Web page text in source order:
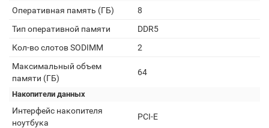
Оперативная память (ГБ)
8
Тип оперативной памяти
DDR5
Кол-во слотов SODIMM
2
Максимальный объем
памяти (ГБ)
64
Накопители данных
Интерфейс накопителя
ноутбука
PCI-E